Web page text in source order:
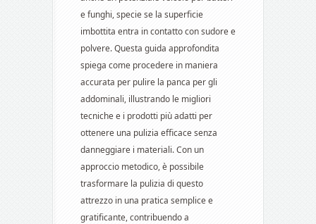
e funghi, specie se la superficie
imbottita entra in contatto con sudore e
polvere. Questa guida approfondita
spiega come procedere in maniera
accurata per pulire la panca per gli
addominali, illustrando le migliori
tecniche e i prodotti più adatti per
ottenere una pulizia efficace senza
danneggiare i materiali. Con un
approccio metodico, è possibile
trasformare la pulizia di questo
attrezzo in una pratica semplice e
gratificante, contribuendo a